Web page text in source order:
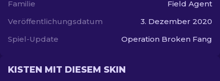
Familie
Field Agent
Veröffentlichungsdatum
3. Dezember 2020
Spiel-Update
Operation Broken Fang
KISTEN MIT DIESEM SKIN